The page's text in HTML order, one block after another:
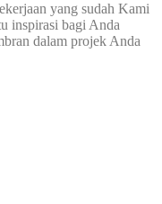
yang sudah Kami
inspirasi bagi Anda
dalam projek Anda